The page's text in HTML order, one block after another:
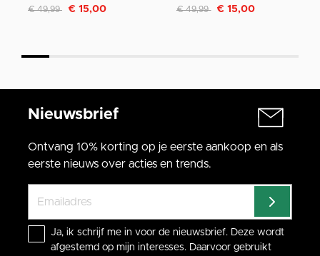
Afgeprijsd van
€ 49,99 naar
€ 15,00 Afgeprijsd van
€ 49,99 naar
€ 15,00
Nieuwsbrief
Ontvang 10% korting op je eerste aankoop en als
eerste nieuws over acties en trends.
Ja, ik schrijf me in voor de nieuwsbrief. Deze wordt
afgestemd op mijn interesses. Daarvoor gebruikt